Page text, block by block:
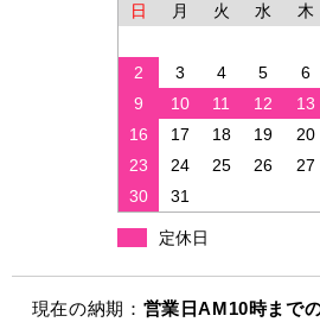
日
月 火 水 木
2
3 4 5 6
9
10 11 12 13
16
17 18 19 20
23
24 25 26 27
30
31
定休日
現在の納期： 営業日AM10時まで